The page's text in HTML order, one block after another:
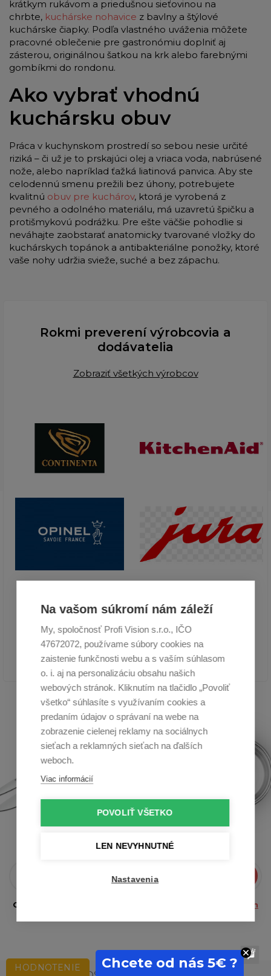
Na vašom súkromí nám záleží
My, spoločnosť Profi Vision s.r.o., IČO
47672072, používame súbory cookies na
zaistenie funkčnosti webu a s vaším súhlasom
o. i. aj na personalizáciu obsahu našich
webových stránok. Kliknutím na tlačidlo „Povoliť
všetko“ súhlasíte s využívaním cookies a
predaním údajov o správaní na webe na
zobrazenie cielenej reklamy na sociálnych
sieťach a reklamných sieťach na ďalších
weboch.
Viac informácií
POVOLIŤ VŠETKO
LEN NEVYHNUTNÉ
Nastavenia
krátkym rukávom a priedušnou sieťovinou na
chrbte, kuchárske nohavice z bavlny a štýlové
kuchárske čiapky. Podľa vlastného uváženia môžete
pracovné oblečenie pre gastronómiu doplniť aj
zásterou, originálnou šatkou na krk alebo farebnými
gombíkmi do rondonu.
Ako vybrať vhodnú
kuchársku obuv
Práca v kuchynskom prostredí so sebou nesie určité
riziká – či už je to prskajúci olej a vriaca voda, nabrúsené
nože, alebo napríklad ťažká liatinová panvica. Aby ste
celodennú smenu prežili bez úhony, potrebujete
kvalitnú obuv pre kuchárov, ktorá je vyrobená z
pevného a odolného materiálu, má uzavretú špičku a
protišmykovú podrážku. Pre ešte väčšie pohodlie si
neváhajte zaobstarať anatomicky tvarované vložky do
kuchárskych topánok a antibakteriálne ponožky, ktoré
vaše nohy udržia svieže, suché a bez zápachu.
Rokmi preverení výrobcovia a
dodávatelia
Zobraziť všetkých výrobcov
To najlepšie do Vašej pošty
Novinky, recepty, tipy a rady priamo na Váš e-mail
Odoslaním e-mailu súhlasíte so
spracovaním osobných
HODNOTENIE Chcete od nás 5€ ?